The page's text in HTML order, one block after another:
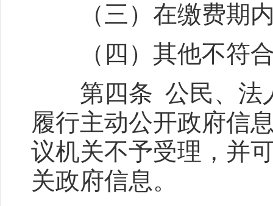
（三）在缴费期内
（四）其他不符合
第四条 公民、法人
履行主动公开政府信
议机关不予受理，并
关政府信息。